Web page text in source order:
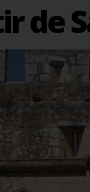
de